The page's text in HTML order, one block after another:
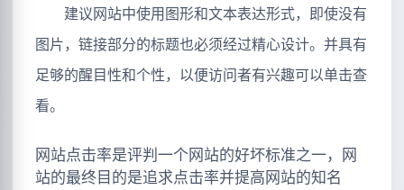
建议网站中使用图形和文本表达形式，即使没有
图片，链接部分的标题也必须经过精心设计。并具有
足够的醒目性和个性，以便访问者有兴趣可以单击查
看。
网站点击率是评判一个网站的好坏标准之一，网
站的最终目的是追求点击率并提高网站的知名